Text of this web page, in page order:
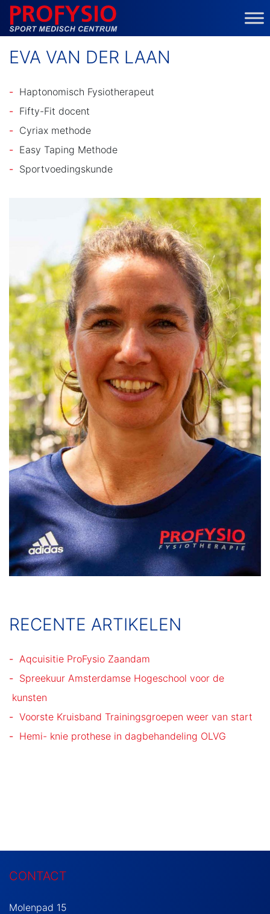
MAIN NAVIGATION
RECENTE ARTIKELEN
Aqcuisitie ProFysio Zaandam
Spreekuur Amsterdamse Hogeschool voor de
kunsten
Voorste Kruisband Trainingsgroepen weer van start
Hemi- knie prothese in dagbehandeling OLVG
EVA VAN DER LAAN
Haptonomisch Fysiotherapeut
Fifty-Fit docent
Cyriax methode
Easy Taping Methode
Sportvoedingskunde
CONTACT
Molenpad 15